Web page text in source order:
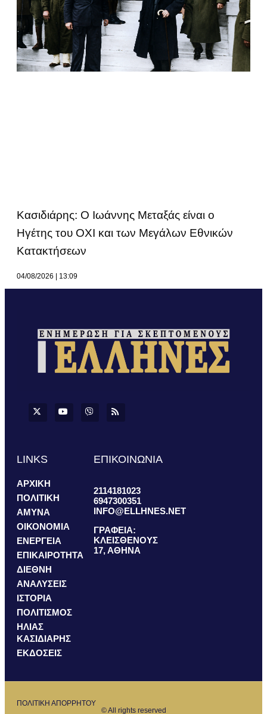
Κασιδιάρης: Ο Ιωάννης Μεταξάς είναι ο
Ηγέτης του ΟΧΙ και των Μεγάλων Εθνικών
Κατακτήσεων
04/08/2026 13:09
LINKS
ΑΡΧΙΚΗ
ΠΟΛΙΤΙΚΗ
ΑΜΥΝΑ
ΟΙΚΟΝΟΜΙΑ
ΕΝΕΡΓΕΙΑ
ΕΠΙΚΑΙΡΟΤΗΤΑ
ΔΙΕΘΝΗ
ΑΝΑΛΥΣΕΙΣ
ΙΣΤΟΡΙΑ
ΠΟΛΙΤΙΣΜΟΣ
ΗΛΙΑΣ
ΚΑΣΙΔΙΑΡΗΣ
ΕΚΔΟΣΕΙΣ
ΕΠΙΚΟΙΝΩΝΙΑ
2114181023
6947300351
INFO@ELLHNES.NET
ΓΡΑΦΕΙΑ:
ΚΛΕΙΣΘΕΝΟΥΣ
17, ΑΘΗΝΑ
ΠΟΛΙΤΙΚΗ ΑΠΟΡΡΗΤΟΥ
© All rights reserved